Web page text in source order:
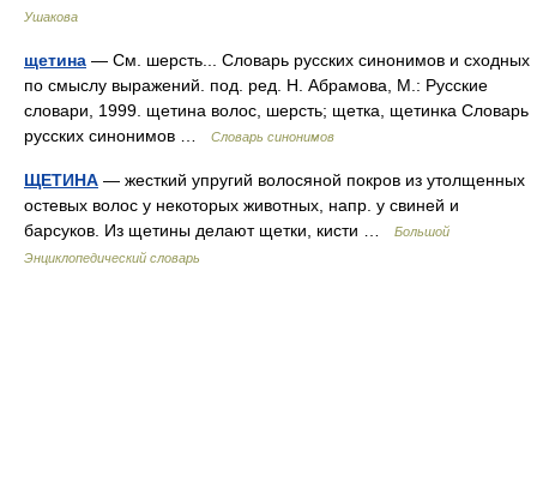
Ушакова
щетина — См. шерсть... Словарь русских синонимов и сходных
по смыслу выражений. под. ред. Н. Абрамова, М.: Русские
словари, 1999. щетина волос, шерсть; щетка, щетинка Словарь
русских синонимов …
Словарь синонимов
ЩЕТИНА — жесткий упругий волосяной покров из утолщенных
остевых волос у некоторых животных, напр. у свиней и
барсуков. Из щетины делают щетки, кисти …
Большой
Энциклопедический словарь